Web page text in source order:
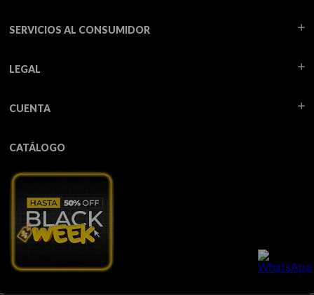
SERVICIOS AL CONSUMIDOR
LEGAL
CUENTA
CATÁLOGO